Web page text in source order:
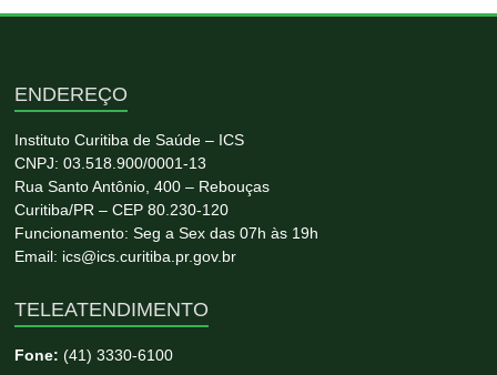
ENDEREÇO
Instituto Curitiba de Saúde – ICS
CNPJ: 03.518.900/0001-13
Rua Santo Antônio, 400 – Rebouças
Curitiba/PR – CEP 80.230-120
Funcionamento: Seg a Sex das 07h às 19h
Email: ics@ics.curitiba.pr.gov.br
TELEATENDIMENTO
Fone:(41) 3330-6100